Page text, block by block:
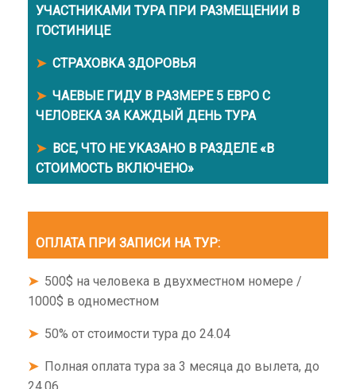
УЧАСТНИКАМИ ТУРА ПРИ РАЗМЕЩЕНИИ В
ГОСТИНИЦЕ
➤ СТРАХОВКА ЗДОРОВЬЯ
➤ ЧАЕВЫЕ ГИДУ В РАЗМЕРЕ 5 ЕВРО С
ЧЕЛОВЕКА ЗА КАЖДЫЙ ДЕНЬ ТУРА
➤ ВСЕ, ЧТО НЕ УКАЗАНО В РАЗДЕЛЕ «В
СТОИМОСТЬ ВКЛЮЧЕНО»
ОПЛАТА ПРИ ЗАПИСИ НА ТУР:
➤ 500$ на человека в двухместном номере /
1000$ в одноместном
➤ 50% от стоимости тура до 24.04
➤ Полная оплата тура за 3 месяца до вылета, до